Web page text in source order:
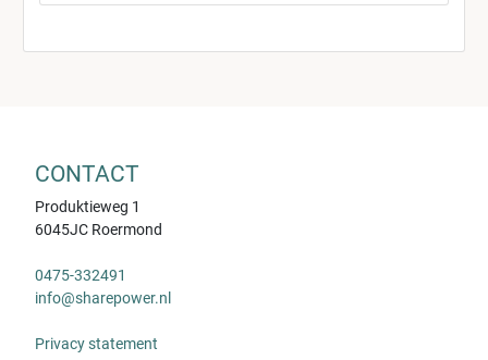
CONTACT
Produktieweg 1
6045JC Roermond
0475-332491
info@sharepower.nl
Privacy statement